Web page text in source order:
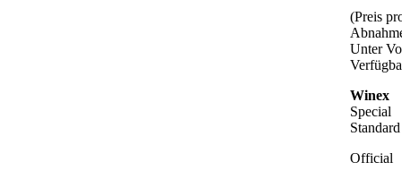
(Preis
Unter
Winex
Special
Standard
Official